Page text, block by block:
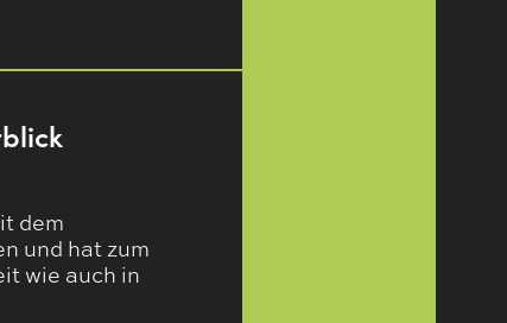
dem
und hat zum
wie auch in